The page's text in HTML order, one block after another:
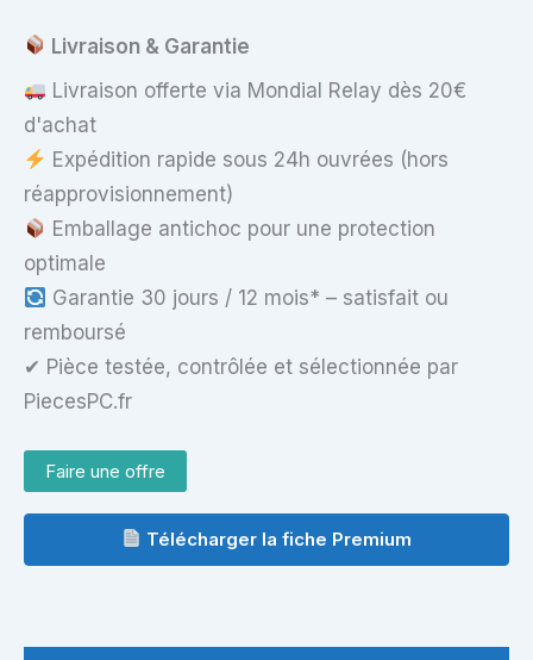
Livraison & Garantie
Livraison offerte via Mondial Relay dès 20€
d'achat
Expédition rapide sous 24h ouvrées (hors
réapprovisionnement)
Emballage antichoc pour une protection
optimale
Garantie 30 jours / 12 mois* – satisfait ou
remboursé
✔ Pièce testée, contrôlée et sélectionnée par
PiecesPC.fr
Faire une offre
Télécharger la fiche Premium